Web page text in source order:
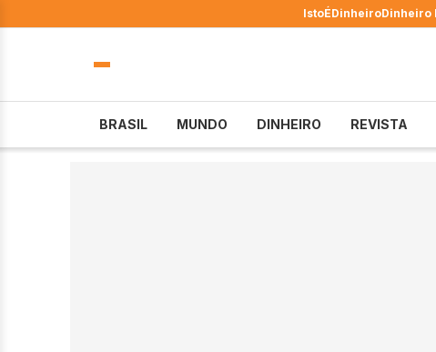
IstoÉDinheiroDinheiro
BRASIL MUNDO DINHEIRO REVISTA